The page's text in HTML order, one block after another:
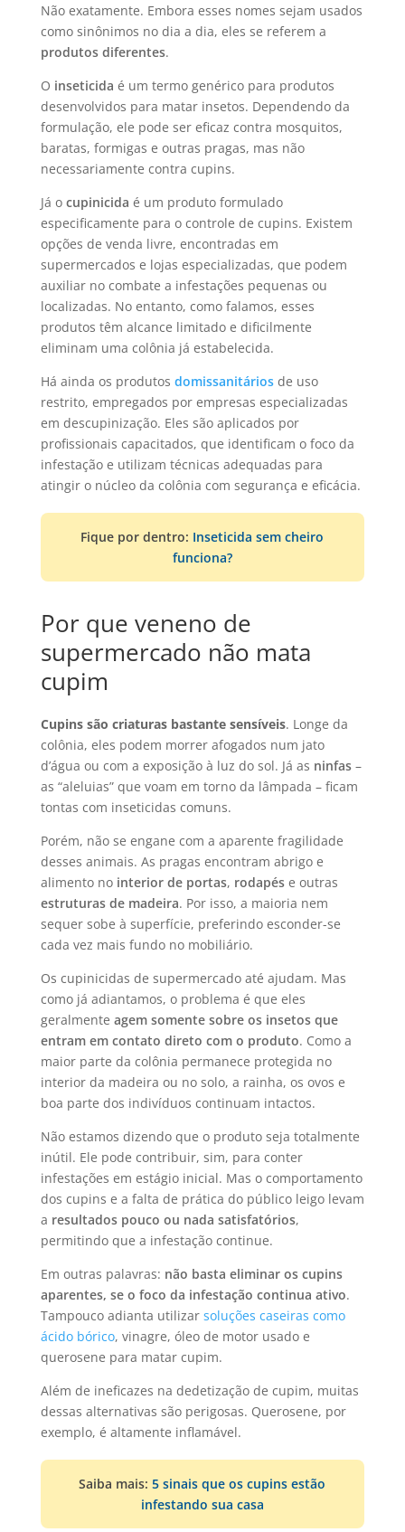
Não exatamente. Embora esses nomes sejam usados
como sinônimos no dia a dia, eles se referem a
produtos diferentes.
O inseticida é um termo genérico para produtos
desenvolvidos para matar insetos. Dependendo da
formulação, ele pode ser eficaz contra mosquitos,
baratas, formigas e outras pragas, mas não
necessariamente contra cupins.
Já o cupinicida é um produto formulado
especificamente para o controle de cupins. Existem
opções de venda livre, encontradas em
supermercados e lojas especializadas, que podem
auxiliar no combate a infestações pequenas ou
localizadas. No entanto, como falamos, esses
produtos têm alcance limitado e dificilmente
eliminam uma colônia já estabelecida.
Há ainda os produtos domissanitáriosde uso
restrito, empregados por empresas especializadas
em descupinização. Eles são aplicados por
profissionais capacitados, que identificam o foco da
infestação e utilizam técnicas adequadas para
atingir o núcleo da colônia com segurança e eficácia.
Fique por dentro: Inseticida sem cheiro
funciona?
Por que veneno de
supermercado não mata
cupim
Cupins são criaturas bastante sensíveis. Longe da
colônia, eles podem morrer afogados num jato
d’água ou com a exposição à luz do sol. Já as ninfas–
as “aleluias” que voam em torno da lâmpada – ficam
tontas com inseticidas comuns.
Porém, não se engane com a aparente fragilidade
desses animais. As pragas encontram abrigo e
alimento no interior de portas, rodapése outras
estruturas de madeira. Por isso, a maioria nem
sequer sobe à superfície, preferindo esconder-se
cada vez mais fundo no mobiliário.
Os cupinicidas de supermercado até ajudam. Mas
como já adiantamos, o problema é que eles
geralmente agem somente sobre os insetos que
entram em contato direto com o produto. Como a
maior parte da colônia permanece protegida no
interior da madeira ou no solo, a rainha, os ovos e
boa parte dos indivíduos continuam intactos.
Não estamos dizendo que o produto seja totalmente
inútil. Ele pode contribuir, sim, para conter
infestações em estágio inicial. Mas o comportamento
dos cupins e a falta de prática do público leigo levam
a resultados pouco ou nada satisfatórios,
permitindo que a infestação continue.
Em outras palavras: não basta eliminar os cupins
aparentes, se o foco da infestação continua ativo.
Tampouco adianta utilizar soluções caseiras como
ácido bórico, vinagre, óleo de motor usado e
querosene para matar cupim.
Além de ineficazes na dedetização de cupim, muitas
dessas alternativas são perigosas. Querosene, por
exemplo, é altamente inflamável.
Saiba mais:5 sinais que os cupins estão
infestando sua casa